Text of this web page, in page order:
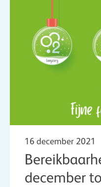
16 december 2021
december